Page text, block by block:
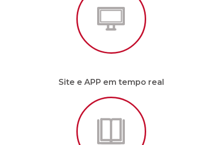
Site e APP em tempo real
Prestação de contas mensal, com total